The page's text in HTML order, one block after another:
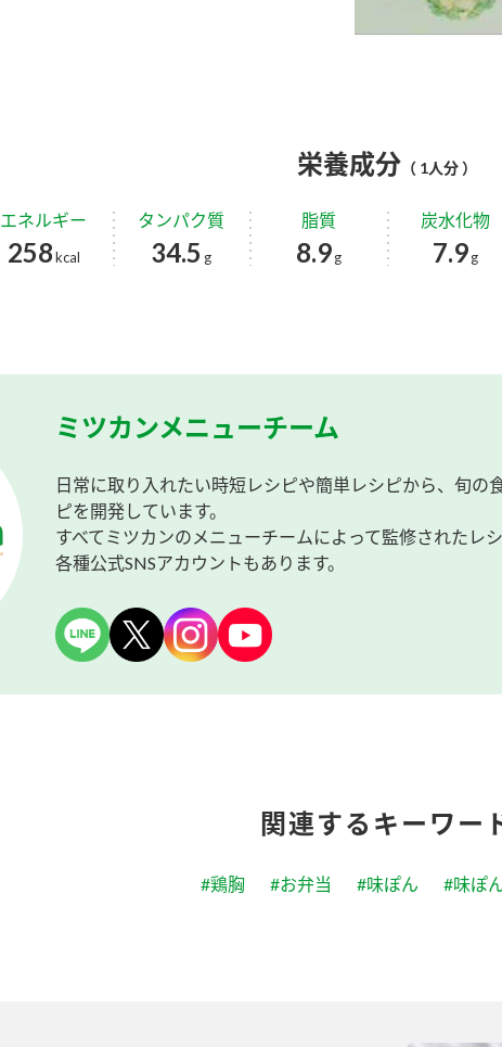
栄養成分 （ 1人分 ）
エネルギー
258kcal
タンパク質
34.5 g
脂質
8.9 g
炭水化物
7.9g
ミツカンメニューチーム
日常に取り入れたい時短レシピや簡単レシピから、旬
ピを開発しています。
すべてミツカンのメニューチームによって監修されたレ
各種公式SNSアカウントもあります。
関連するキーワー
#鶏胸 #お弁当 #味ぽん #味ぽ